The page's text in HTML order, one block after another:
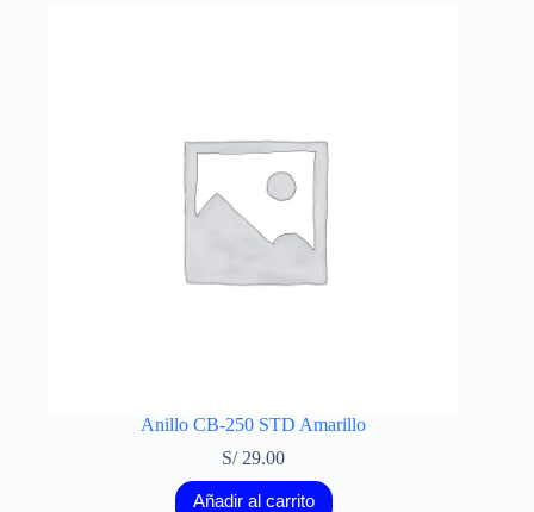
Anillo CB-250 STD Amarillo
S/29.00
Añadir al carrito